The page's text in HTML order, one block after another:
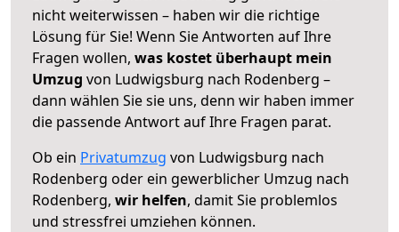
nicht weiterwissen – haben wir die richtige
Lösung für Sie! Wenn Sie Antworten auf Ihre
Fragen wollen, was kostet überhaupt mein
Umzug von Ludwigsburg nach Rodenberg –
dann wählen Sie sie uns, denn wir haben immer
die passende Antwort auf Ihre Fragen parat.
Ob ein Privatumzug von Ludwigsburg nach
Rodenberg oder ein gewerblicher Umzug nach
Rodenberg, wir helfen, damit Sie problemlos
und stressfrei umziehen können.